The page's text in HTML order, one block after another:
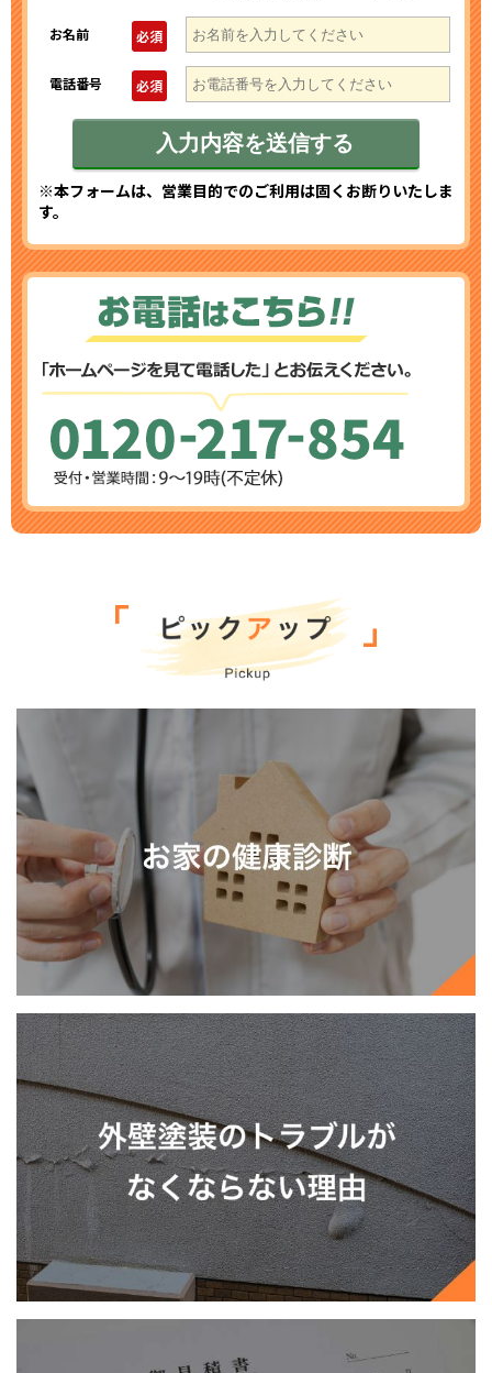
お名前 必須
電話番号 必須
※本フォームは、営業目的でのご利用は固くお断りいたしま
す。